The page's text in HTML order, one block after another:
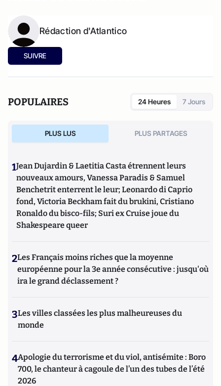
Rédaction d'Atlantico
SUIVRE
POPULAIRES 24 Heures 7 Jours
PLUS LUS PLUS PARTAGES
1Jean Dujardin & Laetitia Casta étrennent leurs
nouveaux amours, Vanessa Paradis & Samuel
Benchetrit enterrent le leur; Leonardo di Caprio
fond, Victoria Beckham fait du brukini, Cristiano
Ronaldo du bisco-fils; Suri ex Cruise joue du
Shakespeare queer
2Les Français moins riches que la moyenne
européenne pour la 3e année consécutive : jusqu'où
ira le grand déclassement ?
3Les villes classées les plus malheureuses du
monde
4Apologie du terrorisme et du viol, antisémite : Boro
700, le chanteur à cagoule de l’un des tubes de l’été
2026